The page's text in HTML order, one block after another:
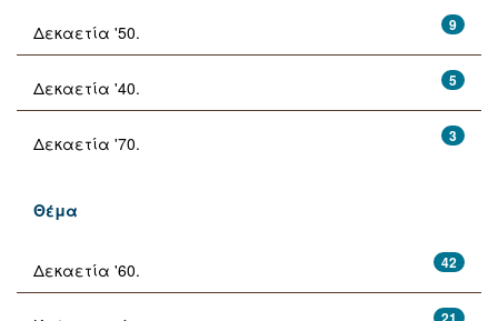
9
Δεκαετία '50.
5
Δεκαετία '40.
3
Δεκαετία '70.
Θέμα
42
Δεκαετία '60.